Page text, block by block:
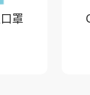
罩